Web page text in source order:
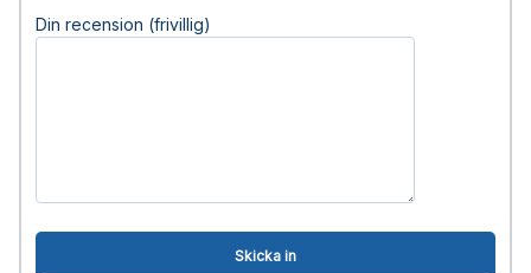
Din recension (frivillig)